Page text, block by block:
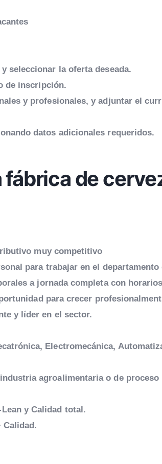
seleccionar la oferta deseada.
de inscripción.
y profesionales, y adjuntar el
datos adicionales requeridos.
fábrica de
muy competitivo
para trabajar en el departamento
a jornada completa con
para crecer
y líder en el sector.
Electromecánica,
agroalimentaria o de proceso
y Calidad total.
Calidad.